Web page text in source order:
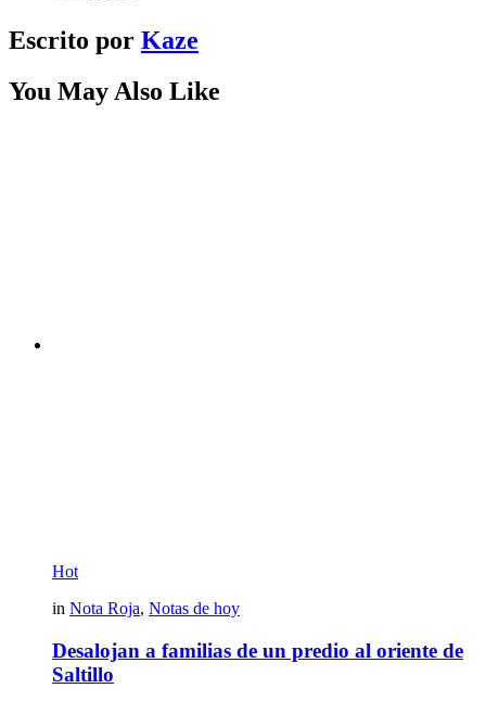
Escrito por Kaze
You May Also Like
Hot
in Nota Roja, Notas de hoy
Desalojan a familias de un predio al oriente de
Saltillo